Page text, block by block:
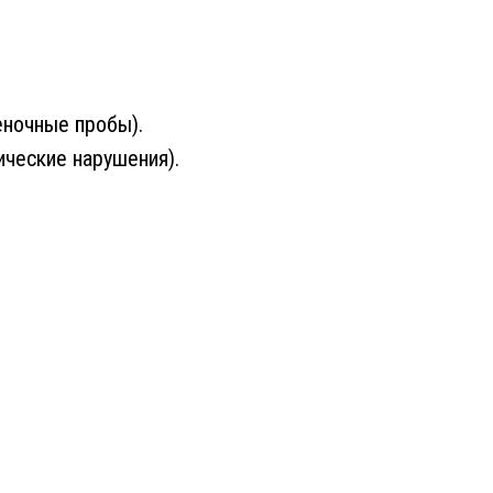
пробы).
нарушения).